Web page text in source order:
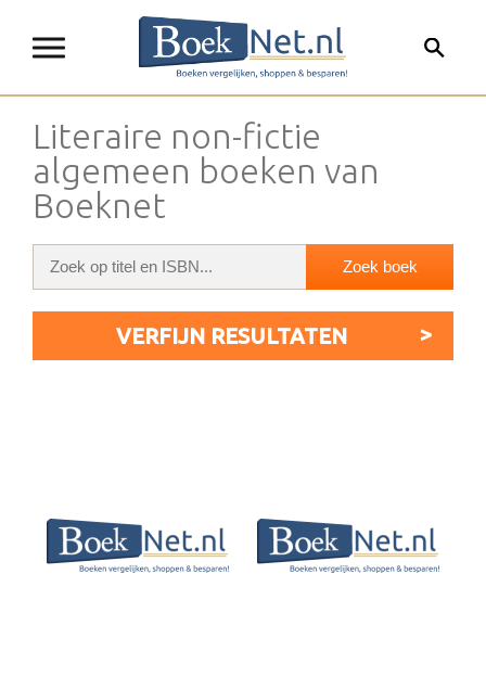
Literaire non-fictie
algemeen boeken van
Boeknet
VERFIJN RESULTATEN